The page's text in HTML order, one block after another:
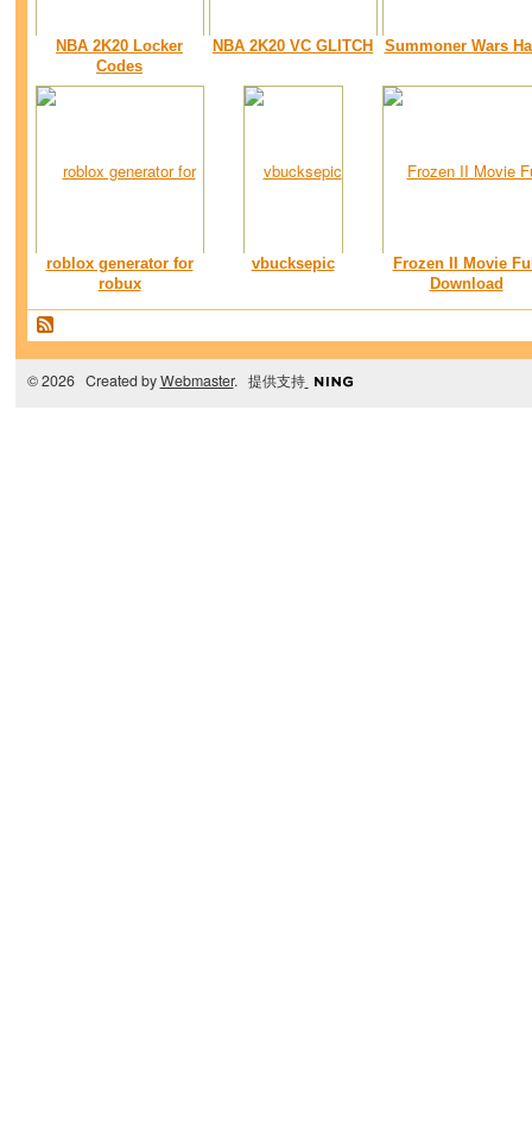
NBA 2K20 Locker
Codes
NBA 2K20 VC GLITCH Summoner Wars
roblox generator for
robux
vbucksepic
Frozen II Movie
Download
© 2026 Created byWebmaster. 提供支持